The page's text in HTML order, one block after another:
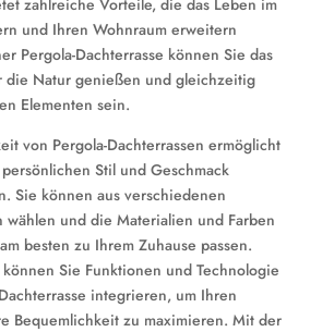
zahlreiche Vorteile, die das Leben im
und Ihren Wohnraum erweitern
Pergola-Dachterrasse können Sie das
die Natur genießen und gleichzeitig
Elementen sein.
von Pergola-Dachterrassen ermöglicht
Stil und Geschmack
Sie können aus verschiedenen
wählen und die Materialien und Farben
besten zu Ihrem Zuhause passen.
Sie Funktionen und Technologie
integrieren, um Ihren
Bequemlichkeit zu maximieren. Mit der